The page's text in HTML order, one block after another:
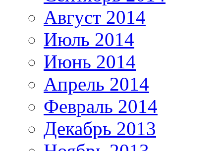
Август 2014
Июль 2014
Июнь 2014
Апрель 2014
Февраль 2014
Декабрь 2013